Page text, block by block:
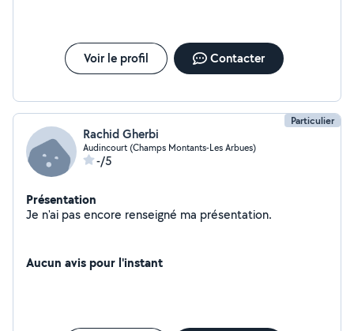
Voir le profil Contacter
Particulier
Rachid Gherbi
Audincourt (Champs Montants-Les Arbues)
-/5
Présentation
Je n'ai pas encore renseigné ma présentation.
Aucun avis pour l'instant